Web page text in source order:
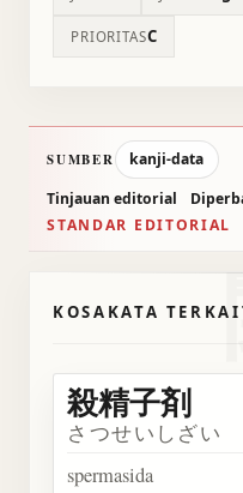
PRIORITASC
SUMBER
kanji-data
Tinjauan editorial
STANDAR EDITORIAL
KOSAKATA
殺精子剤
さつせいしざい
spermasida